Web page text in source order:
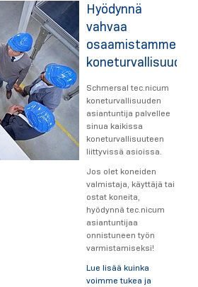
Hyödynnä
vahvaa
osaamistamme
Schmersal tec.nicum
koneturvallisuuden
asiantuntija palvellee
sinua kaikissa
koneturvallisuuteen
liittyvissä asioissa.
Jos olet koneiden
valmistaja, käyttäjä tai
ostat koneita,
hyödynnä tec.nicum
asiantuntijaa
onnistuneen työn
varmistamiseksi!
Lue lisää kuinka
voimme tukea ja